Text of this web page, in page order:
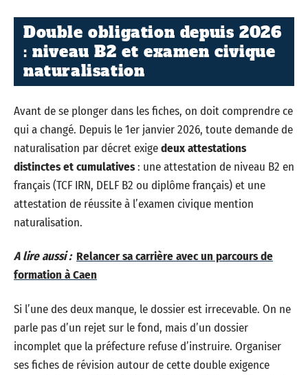
Double obligation depuis 2026
: niveau B2 et examen civique
naturalisation
Avant de se plonger dans les fiches, on doit comprendre ce
qui a changé. Depuis le 1er janvier 2026, toute demande de
naturalisation par décret exigedeux attestations
distinctes et cumulatives: une attestation de niveau B2 en
français (TCF IRN, DELF B2 ou diplôme français) et une
attestation de réussite à l’examen civique mention
naturalisation.
A lire aussi : Relancer sa carrière avec un parcours de
formation à Caen
Si l’une des deux manque, le dossier est irrecevable. On ne
parle pas d’un rejet sur le fond, mais d’un dossier
incomplet que la préfecture refuse d’instruire. Organiser
ses fiches de révision autour de cette double exigence